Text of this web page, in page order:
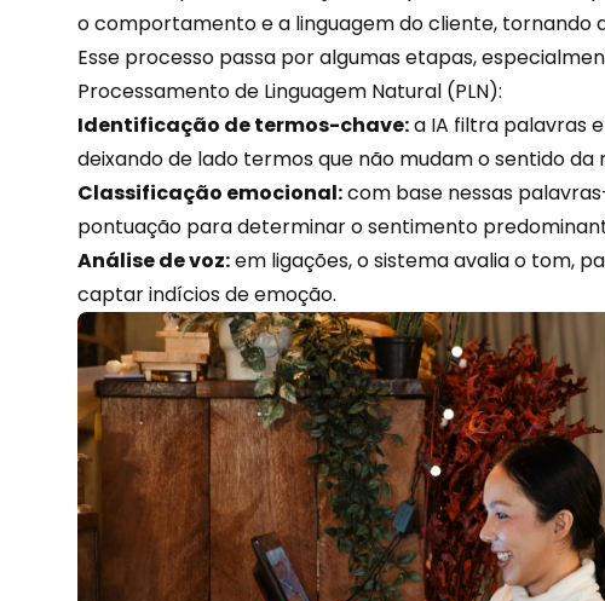
ocomportamentoe a linguagem do cliente, tornando
Esse processo passa por algumas etapas,
Processamento de Linguagem Natural (PLN):
Identificação de termos-chave:a IA filtra palavras
deixando de lado termos que não mudam o sentido da
Classificação emocional:com base nessas
pontuação para determinar o sentimento
Análise de voz:em ligações, o sistema avalia o tom,
captar indícios de emoção.